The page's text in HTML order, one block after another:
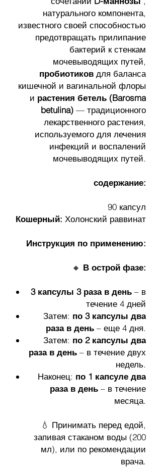
натурального компонента,
известного своей способностью
предотвращать прилипание
бактерий к стенкам
мочевыводящих путей,
пробиотиков для баланса
кишечной и вагинальной флоры
и растения бетель (Barosma
betulina) — традиционного
лекарственного растения,
используемого для лечения
инфекций и воспалений
мочевыводящих путей.
содержание:
90 капсул
Кошерный: Холонский раввинат
Инструкция по применению:
🔸 В острой фазе:
3 капсулы 3 раза в день – в
течение 4 дней
Затем: по 3 капсулы два
раза в день – еще 4 дня.
Затем: по 2 капсулы два
раза в день – в течение двух
недель.
Наконец: по 1 капсуле два
раза в день – в течение
месяца.
💧 Принимать перед едой,
запивая стаканом воды (200
мл), или по рекомендации
врача.